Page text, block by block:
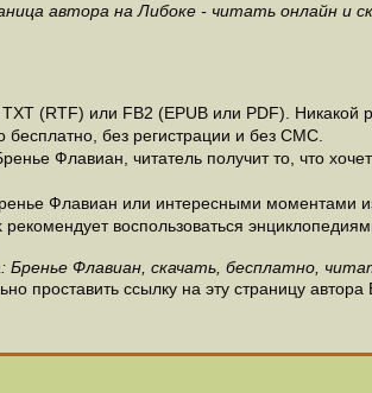
автора на Либоке - читать онлайн и
(RTF) или FB2 (EPUB или PDF). Никакой
без регистрации и без СМС.
Флавиан, читатель получит то, что
Флавиан или интересными моментами
воспользоваться
Бренье Флавиан, скачать, бесплатно,
проставить ссылку на эту страницу